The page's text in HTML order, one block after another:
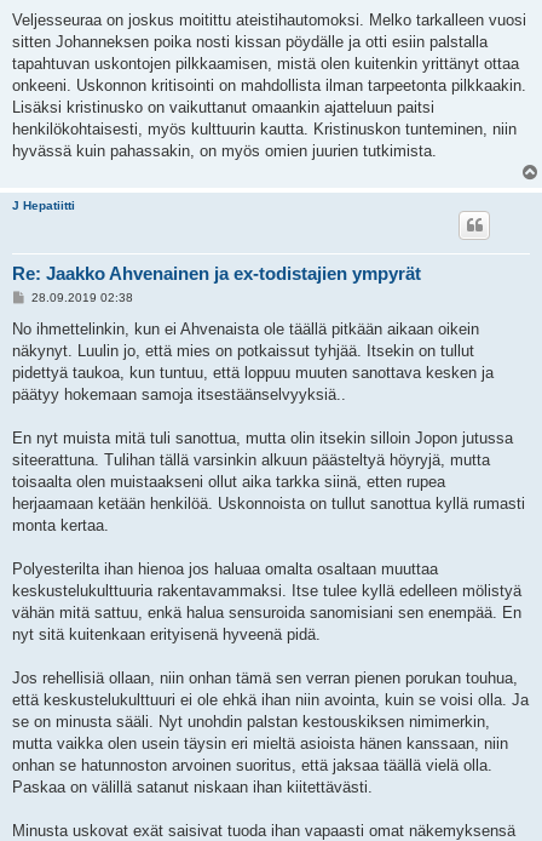
Veljesseuraa on joskus moitittu ateistihautomoksi. Melko tarkalleen vuosi
sitten Johanneksen poika nosti kissan pöydälle ja otti esiin palstalla
tapahtuvan uskontojen pilkkaamisen, mistä olen kuitenkin yrittänyt ottaa
onkeeni. Uskonnon kritisointi on mahdollista ilman tarpeetonta pilkkaakin.
Lisäksi kristinusko on vaikuttanut omaankin ajatteluun paitsi
henkilökohtaisesti, myös kulttuurin kautta. Kristinuskon tunteminen, niin
hyvässä kuin pahassakin, on myös omien juurien tutkimista.
J Hepatiitti
Re: Jaakko Ahvenainen ja ex-todistajien ympyrät
V
e
t
i
28.09.2019 02:38
No ihmettelinkin, kun ei Ahvenaista ole täällä pitkään aikaan oikein
näkynyt. Luulin jo, että mies on potkaissut tyhjää. Itsekin on tullut
pidettyä taukoa, kun tuntuu, että loppuu muuten sanottava kesken ja
päätyy hokemaan samoja itsestäänselvyyksiä..
En nyt muista mitä tuli sanottua, mutta olin itsekin silloin Jopon jutussa
siteerattuna. Tulihan tällä varsinkin alkuun päästeltyä höyryjä, mutta
toisaalta olen muistaakseni ollut aika tarkka siinä, etten rupea
herjaamaan ketään henkilöä. Uskonnoista on tullut sanottua kyllä rumasti
monta kertaa.
Polyesterilta ihan hienoa jos haluaa omalta osaltaan muuttaa
keskustelukulttuuria rakentavammaksi. Itse tulee kyllä edelleen mölistyä
vähän mitä sattuu, enkä halua sensuroida sanomisiani sen enempää. En
nyt sitä kuitenkaan erityisenä hyveenä pidä.
Jos rehellisiä ollaan, niin onhan tämä sen verran pienen porukan touhua,
että keskustelukulttuuri ei ole ehkä ihan niin avointa, kuin se voisi olla. Ja
se on minusta sääli. Nyt unohdin palstan kestouskiksen nimimerkin,
mutta vaikka olen usein täysin eri mieltä asioista hänen kanssaan, niin
onhan se hatunnoston arvoinen suoritus, että jaksaa täällä vielä olla.
Paskaa on välillä satanut niskaan ihan kiitettävästi.
Minusta uskovat exät saisivat tuoda ihan vapaasti omat näkemyksensä